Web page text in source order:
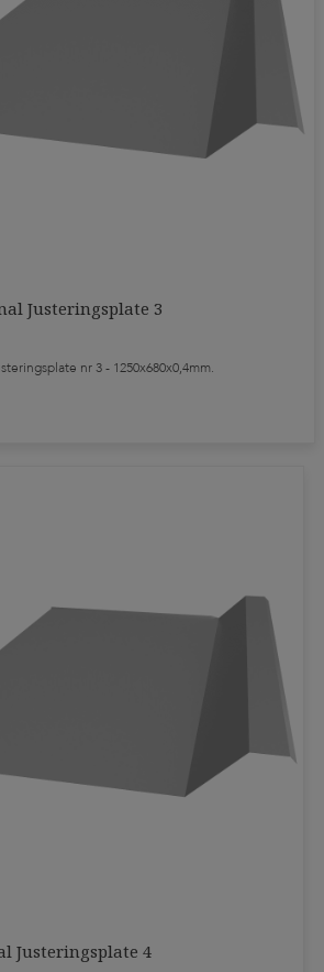
Justeringsplate 3
nr 3 - 1250x680x0,4mm.
Justeringsplate 4